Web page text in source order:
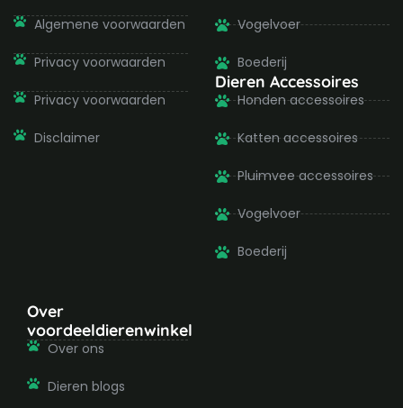
Algemene voorwaarden
Privacy voorwaarden
Privacy voorwaarden
Disclaimer
Vogelvoer
Boederij
Dieren Accessoires
Honden accessoires
Katten accessoires
Pluimvee accessoires
Vogelvoer
Boederij
Over
voordeeldierenwinkel
Over ons
Dieren blogs